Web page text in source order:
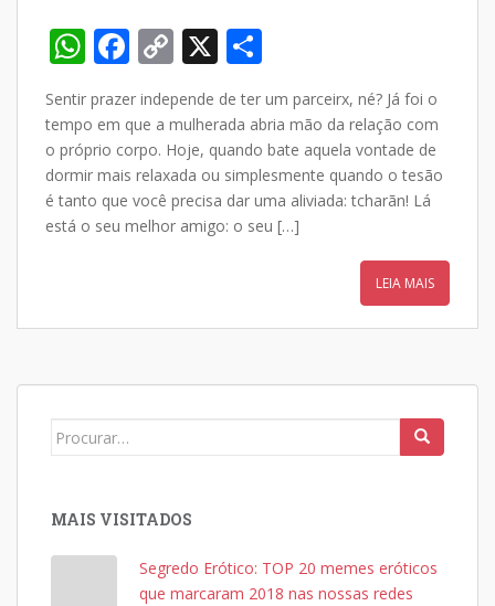
W
at
s
A
p
F
ac
e
b
o
o
C
p
y
Li
n
X
ar
e
Sentir prazer independe de ter um parceirx, né? Já foi o
tempo em que a mulherada abria mão da relação com
o próprio corpo. Hoje, quando bate aquela vontade de
dormir mais relaxada ou simplesmente quando o tesão
é tanto que você precisa dar uma aliviada: tcharãn! Lá
está o seu melhor amigo: o seu […]
LEIA MAIS
Search
MAIS VISITADOS
Segredo Erótico: TOP 20 memes eróticos
que marcaram 2018 nas nossas redes